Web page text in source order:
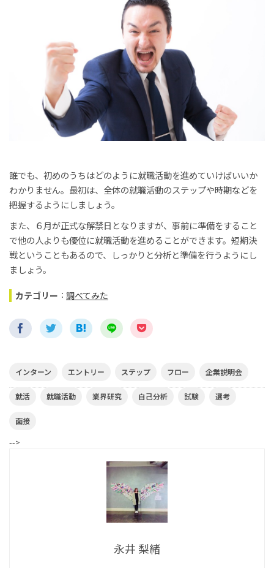
誰でも、初めのうちはどのように就職活動を進めていけばいいか
わかりません。最初は、全体の就職活動のステップや時期などを
把握するようにしましょう。
また、６月が正式な解禁日となりますが、事前に準備をすること
で他の人よりも優位に就職活動を進めることができます。短期決
戦ということもあるので、しっかりと分析と準備を行うようにし
ましょう。
カテゴリー ： 調べてみた
インターン エントリー ステップ フロー 企業説明会
就活 就職活動 業界研究 自己分析 試験 選考
面接
-->
永井 梨緒